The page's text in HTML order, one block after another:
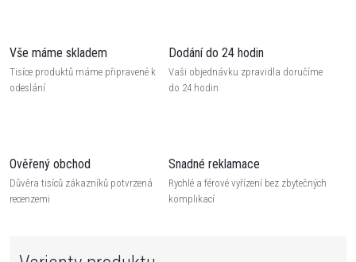
Vše máme skladem
Tisíce produktů máme připravené k
odeslání
Dodání do 24 hodin
Vaši objednávku zpravidla doručíme
do 24 hodin
Ověřený obchod
Důvěra tisíců zákazníků potvrzená
recenzemi
Snadné reklamace
Rychlé a férové vyřízení bez zbytečných
komplikací